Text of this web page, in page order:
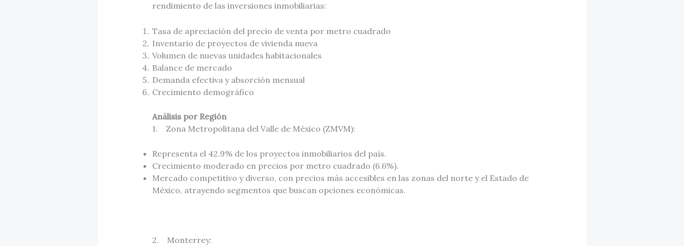
rendimiento de las inversiones inmobiliarias:
Tasa de apreciación del precio de venta por metro cuadrado
Inventario de proyectos de vivienda nueva
Volumen de nuevas unidades habitacionales
Balance de mercado
Demanda efectiva y absorción mensual
Crecimiento demográfico
Análisis por Región
1. Zona Metropolitana del Valle de México (ZMVM):
Representa el 42.9% de los proyectos inmobiliarios del país.
Crecimiento moderado en precios por metro cuadrado (6.6%).
Mercado competitivo y diverso, con precios más accesibles en las zonas del norte y el Estado de
México, atrayendo segmentos que buscan opciones económicas.
2. Monterrey: